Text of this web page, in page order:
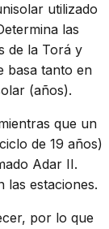
utilizado
las
de la Torá y
basa tanto en
(años).
que un
de 19 años)
Adar II.
las estaciones.
por lo que